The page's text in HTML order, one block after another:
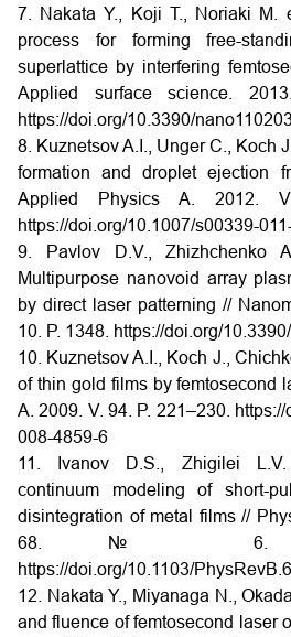
7. Nakata Y., Koji T., Noriaki M.
process for forming free-
superlattice by interfering
Applied surface science.
https://doi.org/10.3390/
8. Kuznetsov A.I., Unger C., Koch
formation and droplet ejection
Applied Physics A. 2012.
https://doi.org/10.1007/s00339-
9. Pavlov D.V., Zhizhchenko
Multipurpose nanovoid array
by direct laser patterning //
10. P. 1348. https://doi.org/
10. Kuznetsov A.I., Koch J.,
of thin gold films by femtosecond
A. 2009. V. 94. P. 221–230.
008-4859-6
11. Ivanov D.S., Zhigilei L.V.
continuum modeling of short-
disintegration of metal films //
68. № 6. P.
https://doi.org/10.1103/
12. Nakata Y., Miyanaga N.,
and fluence of femtosecond laser